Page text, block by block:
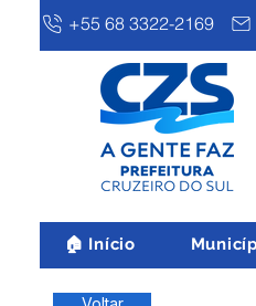
+55 68 3322-2169
🏠 Início